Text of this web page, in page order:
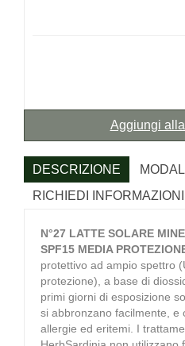
Aggiungi
DESCRIZIONE
RICHIEDI INFORMAZIONI
N°27 LATTE SOLARE
SPF15 MEDIA
protettivo ad ampio spettro
protezione), a base di
primi giorni di esposizione
si abbronzano facilmente, e
allergie ed eritemi. I